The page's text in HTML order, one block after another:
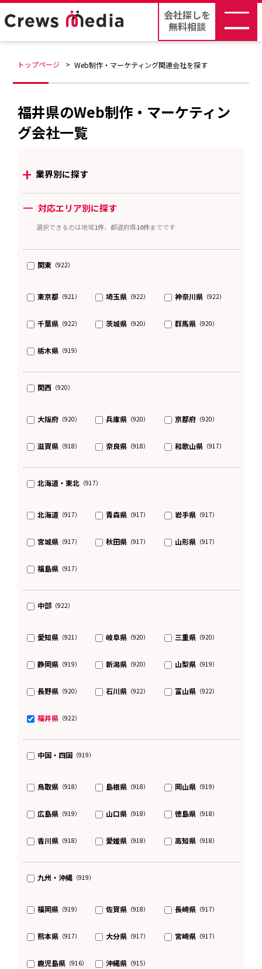
会社探しを
無料相談
トップページ Web制作・マーケティング関連会社を探す
福井県のWeb制作・マーケティン
グ会社一覧
+ 業界別に探す
ー 対応エリア別に探す
選択できるのは地域1件、都道府県10件までです
関東（922）
東京都（921） 埼玉県 （922） 神奈川県 （922）
千葉県（922） 茨城県 （920） 群馬県 （920）
栃木県（919）
関西（920）
大阪府（920） 兵庫県 （920） 京都府 （920）
滋賀県（918） 奈良県 （918） 和歌山県 （917）
北海道・東北（917）
北海道（917） 青森県 （917） 岩手県 （917）
宮城県（917） 秋田県 （917） 山形県 （917）
福島県（917）
中部（922）
愛知県（921） 岐阜県 （920） 三重県 （920）
静岡県（919） 新潟県 （920） 山梨県 （919）
長野県（920） 石川県 （922） 富山県 （922）
福井県（922）
中国・四国（919）
鳥取県（918） 島根県 （918） 岡山県 （919）
広島県（919） 山口県 （918） 徳島県 （918）
香川県（918） 愛媛県 （918） 高知県 （918）
九州・沖縄（919）
福岡県（919） 佐賀県 （918） 長崎県 （917）
熊本県（917） 大分県 （917） 宮崎県 （917）
鹿児島県（916） 沖縄県 （915）